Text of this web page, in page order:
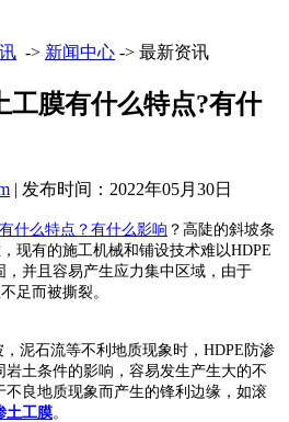
-> 新闻中心 -> 最新资讯
工膜有什么特点?有什
| 发布时间：2022年05月30日
什么特点？有什么影响 ？高陡的斜坡条
现有的施工机械和铺设技术难以HDPE
，并且容易产生应力集中区域，由于
足而被撕裂。
泥石流等不利地质现象时，HDPE防渗
岩土条件的影响，容易发生产生大的不
良地质现象而产生的锋利边缘，如滚
土工膜。